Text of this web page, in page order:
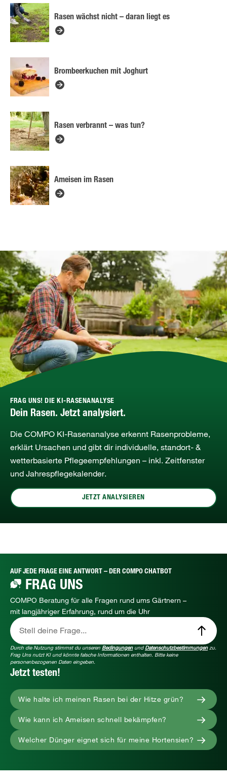
Rasen wächst nicht – daran liegt es
Brombeerkuchen mit Joghurt
Rasen verbrannt – was tun?
Ameisen im Rasen
FRAG UNS! DIE KI-RASENANALYSE
Dein Rasen. Jetzt analysiert.
Die COMPO KI‑Rasenanalyse erkennt Rasenprobleme,
erklärt Ursachen und gibt dir individuelle, standort‑ &
wetterbasierte Pflegeempfehlungen – inkl. Zeitfenster
und Jahrespflegekalender.
JETZT ANALYSIEREN
AUF JEDE FRAGE EINE ANTWORT – DER COMPO CHATBOT
FRAG UNS
COMPO Beratung für alle Fragen rund ums Gärtnern –
mit langjähriger Erfahrung, rund um die Uhr
Stell deine Frage...
Durch die Nutzung stimmst du unseren BedingungenundDatenschutzbestimmungenzu.
Frag Uns nutzt KI und könnte falsche Informationen enthalten. Bitte keine
personenbezogenen Daten eingeben.
Jetzt testen!
Wie halte ich meinen Rasen bei der Hitze grün?
Wie kann ich Ameisen schnell bekämpfen?
Welcher Dünger eignet sich für meine Hortensien?